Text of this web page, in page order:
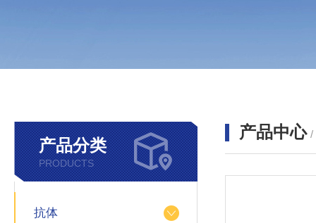
产品分类
PRODUCTS
抗体
产品中心 /